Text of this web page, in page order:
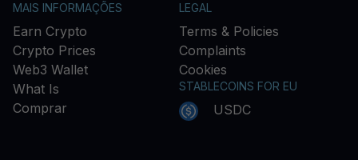
MAIS INFORMAÇÕES
Earn Crypto
Crypto Prices
Web3 Wallet
What Is
Comprar
LEGAL
Terms & Policies
Complaints
Cookies
STABLECOINS FOR EU
USDC